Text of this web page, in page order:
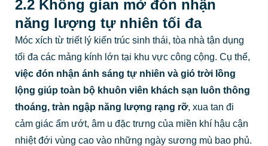
2.2 Không gian mở đón nhận
năng lượng tự nhiên tối đa
Móc xích từ triết lý kiến trúc sinh thái, tòa nhà tận dụng
tối đa các mảng kính lớn tại khu vực công cộng. Cụ thể,
việc đón nhận ánh sáng tự nhiên và gió trời lồng
lộng giúp toàn bộ khuôn viên khách sạn luôn thông
thoáng, tràn ngập năng lượng rạng rỡ, xua tan đi
cảm giác ẩm ướt, âm u đặc trưng của miền khí hậu cận
nhiệt đới vùng cao vào những ngày sương mù bao phủ.